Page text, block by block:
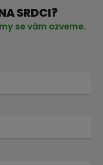
SRDCI?
se vám ozveme.